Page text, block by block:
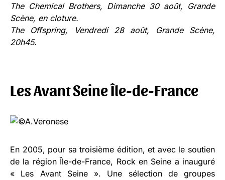
The Chemical Brothers, Dimanche 30 août, Grande
Scène, en cloture.
The Offspring, Vendredi 28 août, Grande Scène,
20h45.
Les Avant Seine Île-de-France
En 2005, pour sa troisième édition, et avec le soutien
de la région Île-de-France, Rock en Seine a inauguré
« Les Avant Seine ». Une sélection de groupes